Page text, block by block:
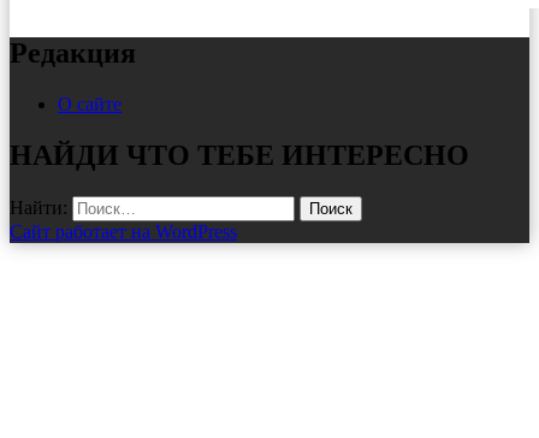
Редакция
О сайте
НАЙДИ ЧТО ТЕБЕ ИНТЕРЕСНО
Найти:
Сайт работает на WordPress